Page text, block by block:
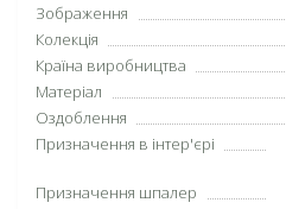
Зображення
Колекція
Країна виробництва
Матеріал
Оздоблення
Призначення в інтер'єрі
Призначення шпалер